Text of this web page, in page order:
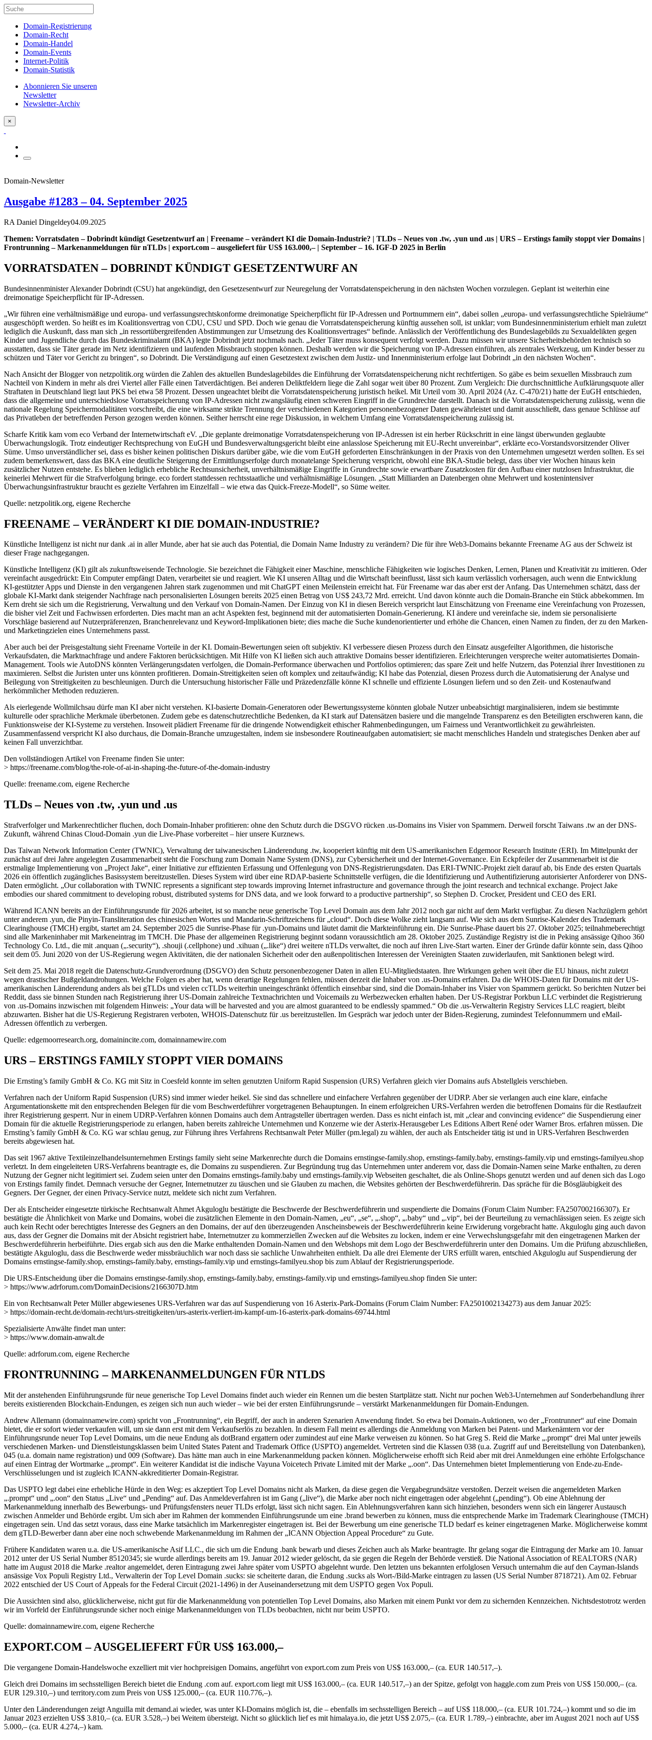
Domain-Registrierung
Domain-Recht
Domain-Handel
Domain-Events
Internet-Politik
Domain-Statistik
Abonnieren Sie unseren
Newsletter
Newsletter-Archiv
×
Domain-Newsletter
Ausgabe #1283 – 04. September 2025
RA Daniel Dingeldey04.09.2025
Themen: Vorratsdaten – Dobrindt kündigt Gesetzentwurf an | Freename – verändert KI die Domain-Industrie? | TLDs – Neues von .tw, .yun und .us | URS – Erstings family stoppt vier Domains |
Frontrunning – Markenanmeldungen für nTLDs | export.com – ausgeliefert für US$ 163.000,– | September – 16. IGF-D 2025 in Berlin
VORRATSDATEN – DOBRINDT KÜNDIGT GESETZENTWURF AN
Bundesinnenminister Alexander Dobrindt (CSU) hat angekündigt, den Gesetzesentwurf zur Neuregelung der Vorratsdatenspeicherung in den nächsten Wochen vorzulegen. Geplant ist weiterhin eine
dreimonatige Speicherpflicht für IP-Adressen.
„Wir führen eine verhältnismäßige und europa- und verfassungsrechtskonforme dreimonatige Speicherpflicht für IP-Adressen und Portnummern ein“, dabei sollen „europa- und verfassungsrechtliche Spielräume“
ausgeschöpft werden. So heißt es im Koalitionsvertrag von CDU, CSU und SPD. Doch wie genau die Vorratsdatenspeicherung künftig aussehen soll, ist unklar; vom Bundesinnenministerium erhielt man zuletzt
lediglich die Auskunft, dass man sich „in ressortübergreifenden Abstimmungen zur Umsetzung des Koalitionsvertrages“ befinde. Anlässlich der Veröffentlichung des Bundeslagebilds zu Sexualdelikten gegen
Kinder und Jugendliche durch das Bundeskriminalamt (BKA) legte Dobrindt jetzt nochmals nach. „Jeder Täter muss konsequent verfolgt werden. Dazu müssen wir unsere Sicherheitsbehörden technisch so
ausstatten, dass sie Täter gerade im Netz identifizieren und laufenden Missbrauch stoppen können. Deshalb werden wir die Speicherung von IP-Adressen einführen, als zentrales Werkzeug, um Kinder besser zu
schützen und Täter vor Gericht zu bringen“, so Dobrindt. Die Verständigung auf einen Gesetzestext zwischen dem Justiz- und Innenministerium erfolge laut Dobrindt „in den nächsten Wochen“.
Nach Ansicht der Blogger von netzpolitik.org würden die Zahlen des aktuellen Bundeslagebildes die Einführung der Vorratsdatenspeicherung nicht rechtfertigen. So gäbe es beim sexuellen Missbrauch zum
Nachteil von Kindern in mehr als drei Viertel aller Fälle einen Tatverdächtigen. Bei anderen Deliktfeldern liege die Zahl sogar weit über 80 Prozent. Zum Vergleich: Die durchschnittliche Aufklärungsquote aller
Straftaten in Deutschland liegt laut PKS bei etwa 58 Prozent. Dessen ungeachtet bleibt die Vorratsdatenspeicherung juristisch heikel. Mit Urteil vom 30. April 2024 (Az. C‑470/21) hatte der EuGH entschieden,
dass die allgemeine und unterschiedslose Vorratsspeicherung von IP-Adressen nicht zwangsläufig einen schweren Eingriff in die Grundrechte darstellt. Danach ist die Vorratsdatenspeicherung zulässig, wenn die
nationale Regelung Speichermodalitäten vorschreibt, die eine wirksame strikte Trennung der verschiedenen Kategorien personenbezogener Daten gewährleistet und damit ausschließt, dass genaue Schlüsse auf
das Privatleben der betreffenden Person gezogen werden können. Seither herrscht eine rege Diskussion, in welchem Umfang eine Vorratsdatenspeicherung zulässig ist.
Scharfe Kritik kam vom eco Verband der Internetwirtschaft eV. „Die geplante dreimonatige Vorratsdatenspeicherung von IP-Adressen ist ein herber Rückschritt in eine längst überwunden geglaubte
Überwachungslogik. Trotz eindeutiger Rechtsprechung von EuGH und Bundesverwaltungsgericht bleibt eine anlasslose Speicherung mit EU-Recht unvereinbar“, erklärte eco-Vorstandsvorsitzender Oliver
Süme. Umso unverständlicher sei, dass es bisher keinen politischen Diskurs darüber gäbe, wie die vom EuGH geforderten Einschränkungen in der Praxis von den Unternehmen umgesetzt werden sollten. Es sei
zudem bemerkenswert, dass das BKA eine deutliche Steigerung der Ermittlungserfolge durch monatelange Speicherung verspricht, obwohl eine BKA-Studie belegt, dass über vier Wochen hinaus kein
zusätzlicher Nutzen entstehe. Es blieben lediglich erhebliche Rechtsunsicherheit, unverhältnismäßige Eingriffe in Grundrechte sowie erwartbare Zusatzkosten für den Aufbau einer nutzlosen Infrastruktur, die
keinerlei Mehrwert für die Strafverfolgung bringe. eco fordert stattdessen rechtsstaatliche und verhältnismäßige Lösungen. „Statt Milliarden an Datenbergen ohne Mehrwert und kostenintensiver
Überwachungsinfrastruktur braucht es gezielte Verfahren im Einzelfall – wie etwa das Quick-Freeze-Modell“, so Süme weiter.
Quelle: netzpolitik.org, eigene Recherche
FREENAME – VERÄNDERT KI DIE DOMAIN-INDUSTRIE?
Künstliche Intelligenz ist nicht nur dank .ai in aller Munde, aber hat sie auch das Potential, die Domain Name Industry zu verändern? Die für ihre Web3-Domains bekannte Freename AG aus der Schweiz ist
dieser Frage nachgegangen.
Künstliche Intelligenz (KI) gilt als zukunftsweisende Technologie. Sie bezeichnet die Fähigkeit einer Maschine, menschliche Fähigkeiten wie logisches Denken, Lernen, Planen und Kreativität zu imitieren. Oder
vereinfacht ausgedrückt: Ein Computer empfängt Daten, verarbeitet sie und reagiert. Wie KI unseren Alltag und die Wirtschaft beeinflusst, lässt sich kaum verlässlich vorhersagen, auch wenn die Entwicklung
KI-gestützter Apps und Dienste in den vergangenen Jahren stark zugenommen und mit ChatGPT einen Meilenstein erreicht hat. Für Freename war das aber erst der Anfang. Das Unternehmen schätzt, dass der
globale KI-Markt dank steigender Nachfrage nach personalisierten Lösungen bereits 2025 einen Betrag von US$ 243,72 Mrd. erreicht. Und davon könnte auch die Domain-Branche ein Stück abbekommen. Im
Kern dreht sie sich um die Registrierung, Verwaltung und den Verkauf von Domain-Namen. Der Einzug von KI in diesen Bereich verspricht laut Einschätzung von Freename eine Vereinfachung von Prozessen,
die bisher viel Zeit und Fachwissen erforderten. Dies macht man an acht Aspekten fest, beginnend mit der automatisierten Domain-Generierung. KI ändere und vereinfache sie, indem sie personalisierte
Vorschläge basierend auf Nutzerpräferenzen, Branchenrelevanz und Keyword-Implikationen biete; dies mache die Suche kundenorientierter und erhöhe die Chancen, einen Namen zu finden, der zu den Marken-
und Marketingzielen eines Unternehmens passt.
Aber auch bei der Preisgestaltung sieht Freename Vorteile in der KI. Domain-Bewertungen seien oft subjektiv. KI verbessere diesen Prozess durch den Einsatz ausgefeilter Algorithmen, die historische
Verkaufsdaten, die Marktnachfrage und andere Faktoren berücksichtigen. Mit Hilfe von KI ließen sich auch attraktive Domains besser identifizieren. Erleichterungen verspreche weiter automatisiertes Domain-
Management. Tools wie AutoDNS könnten Verlängerungsdaten verfolgen, die Domain-Performance überwachen und Portfolios optimieren; das spare Zeit und helfe Nutzern, das Potenzial ihrer Investitionen zu
maximieren. Selbst die Juristen unter uns könnten profitieren. Domain-Streitigkeiten seien oft komplex und zeitaufwändig; KI habe das Potenzial, diesen Prozess durch die Automatisierung der Analyse und
Beilegung von Streitigkeiten zu beschleunigen. Durch die Untersuchung historischer Fälle und Präzedenzfälle könne KI schnelle und effiziente Lösungen liefern und so den Zeit- und Kostenaufwand
herkömmlicher Methoden reduzieren.
Als eierlegende Wollmilchsau dürfe man KI aber nicht verstehen. KI-basierte Domain-Generatoren oder Bewertungssysteme könnten globale Nutzer unbeabsichtigt marginalisieren, indem sie bestimmte
kulturelle oder sprachliche Merkmale überbetonen. Zudem gebe es datenschutzrechtliche Bedenken, da KI stark auf Datensätzen basiere und die mangelnde Transparenz es den Beteiligten erschweren kann, die
Funktionsweise der KI-Systeme zu verstehen. Insoweit plädiert Freename für die dringende Notwendigkeit ethischer Rahmenbedingungen, um Fairness und Verantwortlichkeit zu gewährleisten.
Zusammenfassend verspricht KI also durchaus, die Domain-Branche umzugestalten, indem sie insbesondere Routineaufgaben automatisiert; sie macht menschliches Handeln und strategisches Denken aber auf
keinen Fall unverzichtbar.
Den vollständiogen Artikel von Freename finden Sie unter:
> https://freename.com/blog/the-role-of-ai-in-shaping-the-future-of-the-domain-industry
Quelle: freename.com, eigene Recherche
TLDs – Neues von .tw, .yun und .us
Strafverfolger und Markenrechtlicher fluchen, doch Domain-Inhaber profitieren: ohne den Schutz durch die DSGVO rücken .us-Domains ins Visier von Spammern. Derweil forscht Taiwans .tw an der DNS-
Zukunft, während Chinas Cloud-Domain .yun die Live-Phase vorbereitet – hier unsere Kurznews.
Das Taiwan Network Information Center (TWNIC), Verwaltung der taiwanesischen Länderendung .tw, kooperiert künftig mit dem US-amerikanischen Edgemoor Research Institute (ERI). Im Mittelpunkt der
zunächst auf drei Jahre angelegten Zusammenarbeit steht die Forschung zum Domain Name System (DNS), zur Cybersicherheit und der Internet-Governance. Ein Eckpfeiler der Zusammenarbeit ist die
erstmalige Implementierung von „Project Jake“, einer Initiative zur effizienten Erfassung und Offenlegung von DNS-Registrierungsdaten. Das ERI-TWNIC-Projekt zielt darauf ab, bis Ende des ersten Quartals
2026 ein öffentlich zugängliches Basissystem bereitzustellen. Dieses System wird über eine RDAP-basierte Schnittstelle verfügen, die die Identifizierung und Authentifizierung autorisierter Anforderer von DNS-
Daten ermöglicht. „Our collaboration with TWNIC represents a significant step towards improving Internet infrastructure and governance through the joint research and technical exchange. Project Jake
embodies our shared commitment to developing robust, distributed systems for DNS data, and we look forward to a productive partnership“, so Stephen D. Crocker, President und CEO des ERI.
Während ICANN bereits an der Einführungsrunde für 2026 arbeitet, ist so manche neue generische Top Level Domain aus dem Jahr 2012 noch gar nicht auf dem Markt verfügbar. Zu diesen Nachzüglern gehört
unter anderem .yun, die Pinyin-Transliteration des chinesischen Wortes und Mandarin-Schriftzeichens für „cloud“. Doch diese Wolke zieht langsam auf. Wie sich aus dem Sunrise-Kalender des Trademark
Clearinghouse (TMCH) ergibt, startet am 24. September 2025 die Sunrise-Phase für .yun-Domains und läutet damit die Markteinführung ein. Die Sunrise-Phase dauert bis 27. Oktober 2025; teilnahmeberechtigt
sind alle Markeninhaber mit Markeneintrag im TMCH. Die Phase der allgemeinen Registrierung beginnt sodann voraussichtlich am 28. Oktober 2025. Zuständige Registry ist die in Peking ansässige Qihoo 360
Technology Co. Ltd., die mit .anquan („.security“), .shouji (.cellphone) und .xihuan („.like“) drei weitere nTLDs verwaltet, die noch auf ihren Live-Start warten. Einer der Gründe dafür könnte sein, dass Qihoo
seit dem 05. Juni 2020 von der US-Regierung wegen Aktivitäten, die der nationalen Sicherheit oder den außenpolitischen Interessen der Vereinigten Staaten zuwiderlaufen, mit Sanktionen belegt wird.
Seit dem 25. Mai 2018 regelt die Datenschutz-Grundverordnung (DSGVO) den Schutz personenbezogener Daten in allen EU-Mitgliedstaaten. Ihre Wirkungen gehen weit über die EU hinaus, nicht zuletzt
wegen drastischer Bußgeldandrohungen. Welche Folgen es aber hat, wenn derartige Regelungen fehlen, müssen derzeit die Inhaber von .us-Domains erfahren. Da die WHOIS-Daten für Domains mit der US-
amerikanischen Länderendung anders als bei gTLDs und vielen ccTLDs weiterhin uneingeschränkt öffentlich einsehbar sind, sind die Domain-Inhaber ins Visier von Spammern gerückt. So berichten Nutzer bei
Reddit, dass sie binnen Stunden nach Registrierung ihrer US-Domain zahlreiche Textnachrichten und Voicemails zu Werbezwecken erhalten haben. Der US-Registrar Porkbun LLC verbindet die Registrierung
von .us-Domains inzwischen mit folgendem Hinweis: „Your data will be harvested and you are almost guaranteed to be endlessly spammed.“ Ob die .us-Verwalterin Registry Services LLC reagiert, bleibt
abzuwarten. Bisher hat die US-Regierung Registraren verboten, WHOIS-Datenschutz für .us bereitzustellen. Im Gespräch war jedoch unter der Biden-Regierung, zumindest Telefonnummern und eMail-
Adressen öffentlich zu verbergen.
Quelle: edgemoorresearch.org, domainincite.com, domainnamewire.com
URS – ERSTINGS FAMILY STOPPT VIER DOMAINS
Die Ernsting’s family GmbH & Co. KG mit Sitz in Coesfeld konnte im selten genutzten Uniform Rapid Suspension (URS) Verfahren gleich vier Domains aufs Abstellgleis verschieben.
Verfahren nach der Uniform Rapid Suspension (URS) sind immer wieder heikel. Sie sind das schnellere und einfachere Verfahren gegenüber der UDRP. Aber sie verlangen auch eine klare, einfache
Argumentationskette mit den entsprechenden Belegen für die vom Beschwerdeführer vorgetragenen Behauptungen. In einem erfolgreichen URS-Verfahren werden die betroffenen Domains für die Restlaufzeit
ihrer Registrierung gesperrt. Nur in einem UDRP-Verfahren können Domains auch dem Antragsteller übertragen werden. Dass es nicht einfach ist, mit „clear and convincing evidence“ die Suspendierung einer
Domain für die aktuelle Registrierungsperiode zu erlangen, haben bereits zahlreiche Unternehmen und Konzerne wie der Asterix-Herausgeber Les Editions Albert René oder Warner Bros. erfahren müssen. Die
Ernsting’s family GmbH & Co. KG war schlau genug, zur Führung ihres Verfahrens Rechtsanwalt Peter Müller (pm.legal) zu wählen, der auch als Entscheider tätig ist und in URS-Verfahren Beschwerden
bereits abgewiesen hat.
Das seit 1967 aktive Textileinzelhandelsunternehmen Erstings family sieht seine Markenrechte durch die Domains ernstingse-family.shop, ernstings-family.baby, ernstings-family.vip und ernstings-familyeu.shop
verletzt. In dem eingeleiteten URS-Verfahrens beantragte es, die Domains zu suspendieren. Zur Begründung trug das Unternehmen unter anderem vor, dass die Domain-Namen seine Marke enthalten, zu deren
Nutzung der Gegner nicht legitimiert sei. Zudem seien unter den Domains ernstings-family.baby und ernstings-family.vip Webseiten geschaltet, die als Online-Shops genutzt werden und auf denen sich das Logo
von Erstings family findet. Demnach versuche der Gegner, Internetnutzer zu täuschen und sie Glauben zu machen, die Websites gehörten der Beschwerdeführerin. Das spräche für die Bösgläubigkeit des
Gegners. Der Gegner, der einen Privacy-Service nutzt, meldete sich nicht zum Verfahren.
Der als Entscheider eingesetzte türkische Rechtsanwalt Ahmet Akguloglu bestätigte die Beschwerde der Beschwerdeführerin und suspendierte die Domains (Forum Claim Number: FA2507002166307). Er
bestätigte die Ähnlichkeit von Marke und Domains, wobei die zusätzlichen Elemente in den Domain-Namen, „eu“, „se“, „.shop“, „.baby“ und „.vip“, bei der Beurteilung zu vernachlässigen seien. Es zeigte sich
auch kein Recht oder berechtigtes Interesse des Gegners an den Domains, der auf den überzeugenden Anscheinsbeweis der Beschwerdeführerin keine Erwiderung vorgebracht hatte. Akguloglu ging auch davon
aus, dass der Gegner die Domains mit der Absicht registriert habe, Internetnutzer zu kommerziellen Zwecken auf die Websites zu locken, indem er eine Verwechslungsgefahr mit den eingetragenen Marken der
Beschwerdeführerin herbeiführte. Dies ergab sich aus den die Marke enthaltenden Domain-Namen und den Webshops mit dem Logo der Beschwerdeführerin unter den Domains. Um die Prüfung abzuschließen,
bestätigte Akguloglu, dass die Beschwerde weder missbräuchlich war noch dass sie sachliche Unwahrheiten enthielt. Da alle drei Elemente der URS erfüllt waren, entschied Akguloglu auf Suspendierung der
Domains ernstingse-family.shop, ernstings-family.baby, ernstings-family.vip und ernstings-familyeu.shop bis zum Ablauf der Registrierungsperiode.
Die URS-Entscheidung über die Domains ernstingse-family.shop, ernstings-family.baby, ernstings-family.vip und ernstings-familyeu.shop finden Sie unter:
> https://www.adrforum.com/DomainDecisions/2166307D.htm
Ein von Rechtsanwalt Peter Müller abgewiesenes URS-Verfahren war das auf Suspendierung von 16 Asterix-Park-Domains (Forum Claim Number: FA2501002134273) aus dem Januar 2025:
> https://domain-recht.de/domain-recht/urs-streitigkeiten/urs-asterix-verliert-im-kampf-um-16-asterix-park-domains-69744.html
Spezialisierte Anwälte findet man unter:
> https://www.domain-anwalt.de
Quelle: adrforum.com, eigene Recherche
FRONTRUNNING – MARKENANMELDUNGEN FÜR NTLDS
Mit der anstehenden Einführungsrunde für neue generische Top Level Domains findet auch wieder ein Rennen um die besten Startplätze statt. Nicht nur pochen Web3-Unternehmen auf Sonderbehandlung ihrer
bereits existierenden Blockchain-Endungen, es zeigen sich nun auch wieder – wie bei der ersten Einführungsrunde – verstärkt Markenanmeldungen für Domain-Endungen.
Andrew Allemann (domainnamewire.com) spricht von „Frontrunning“, ein Begriff, der auch in anderen Szenarien Anwendung findet. So etwa bei Domain-Auktionen, wo der „Frontrunner“ auf eine Domain
bietet, die er sofort wieder verkaufen will, um sie dann erst mit dem Verkaufserlös zu bezahlen. In diesem Fall meint es allerdings die Anmeldung von Marken bei Patent- und Markenämtern vor der
Einführungsrunde neuer Top Level Domains, um die neue Endung als dotBrand ergattern oder zumindest auf eine Marke verweisen zu können. So hat Greg S. Reid die Marke „.prompt“ drei Mal unter jeweils
verschiedenen Marken- und Dienstleistungsklassen beim United States Patent and Trademark Office (USPTO) angemeldet. Vertreten sind die Klassen 038 (u.a. Zugriff auf und Bereitstellung von Datenbanken),
045 (u.a. domain name registration) und 009 (Software). Das hätte man auch in eine Markenanmeldung packen können. Möglicherweise erhofft sich Reid aber mit drei Anmeldungen eine erhöhte Erfolgschance
auf einen Eintrag der Wortmarke „.prompt“. Ein weiterer Kandidat ist die indische Vayuna Voicetech Private Limited mit der Marke „.oon“. Das Unternehmen bietet Implementierung von Ende-zu-Ende-
Verschlüsselungen und ist zugleich ICANN-akkreditierter Domain-Registrar.
Das USPTO legt dabei eine erhebliche Hürde in den Weg: es akzeptiert Top Level Domains nicht als Marken, da diese gegen die Vergabegrundsätze verstoßen. Derzeit weisen die angemeldeten Marken
„.prompt“ und „.oon“ den Status „Live“ und „Pending“ auf. Das Anmeldeverfahren ist im Gang („live“), die Marke aber noch nicht eingetragen oder abgelehnt („pending“). Ob eine Ablehnung der
Markenanmeldung innerhalb des Bewerbungs- und Prüfungsfensters neuer TLDs erfolgt, lässt sich nicht sagen. Ein Ablehnungsverfahren kann sich hinziehen, besonders wenn sich ein längerer Austausch
zwischen Anmelder und Behörde ergibt. Um sich aber im Rahmen der kommenden Einführungsrunde um eine .brand bewerben zu können, muss die entsprechende Marke im Trademark Clearinghouse (TMCH)
eingetragen sein. Und das setzt voraus, dass eine Marke tatsächlich im Markenregister eingetragen ist. Bei der Bewerbung um eine generische TLD bedarf es keiner eingetragenen Marke. Möglicherweise kommt
dem gTLD-Bewerber dann aber eine noch schwebende Markenanmeldung im Rahmen der „ICANN Objection Appeal Procedure“ zu Gute.
Frühere Kandidaten waren u.a. die US-amerikanische Asif LLC., die sich um die Endung .bank bewarb und dieses Zeichen auch als Marke beantragte. Ihr gelang sogar die Eintragung der Marke am 10. Januar
2012 unter der US Serial Number 85120345; sie wurde allerdings bereits am 19. Januar 2012 wieder gelöscht, da sie gegen die Regeln der Behörde verstieß. Die National Association of REALTORS (NAR)
hatte im August 2018 die Marke .realtor angemeldet, deren Eintragung zwei Jahre später vom USPTO abgelehnt wurde. Den letzten uns bekannten erfolglosen Versuch unternahm die auf den Cayman-Islands
ansässige Vox Populi Registry Ltd., Verwalterin der Top Level Domain .sucks: sie scheiterte daran, die Endung .sucks als Wort-/Bild-Marke eintragen zu lassen (US Serial Number 8718721). Am 02. Februar
2022 entschied der US Court of Appeals for the Federal Circuit (2021-1496) in der Auseinandersetzung mit dem USPTO gegen Vox Populi.
Die Aussichten sind also, glücklicherweise, nicht gut für die Markenanmeldung von potentiellen Top Level Domains, also Marken mit einem Punkt vor dem zu sichernden Kennzeichen. Nichtsdestotrotz werden
wir im Vorfeld der Einführungsrunde sicher noch einige Markenanmeldungen von TLDs beobachten, nicht nur beim USPTO.
Quelle: domainnamewire.com, eigene Recherche
EXPORT.COM – AUSGELIEFERT FÜR US$ 163.000,–
Die vergangene Domain-Handelswoche exzelliert mit vier hochpreisigen Domains, angeführt von export.com zum Preis von US$ 163.000,– (ca. EUR 140.517,–).
Gleich drei Domains im sechsstelligen Bereich bietet die Endung .com auf. export.com liegt mit US$ 163.000,– (ca. EUR 140.517,–) an der Spitze, gefolgt von haggle.com zum Preis von US$ 150.000,– (ca.
EUR 129.310,–) und territory.com zum Preis von US$ 125.000,– (ca. EUR 110.776,–).
Unter den Länderendungen zeigt Anguilla mit demand.ai wieder, was unter KI-Domains möglich ist, die – ebenfalls im sechsstelligen Bereich – auf US$ 118.000,– (ca. EUR 101.724,–) kommt und so die im
Januar 2023 erzielten US$ 3.810,– (ca. EUR 3.528,–) bei Weitem übersteigt. Nicht so glücklich lief es mit himalaya.io, die jetzt US$ 2.075,– (ca. EUR 1.789,–) einbrachte, aber im August 2021 noch auf US$
5.000,– (ca. EUR 4.274,–) kam.